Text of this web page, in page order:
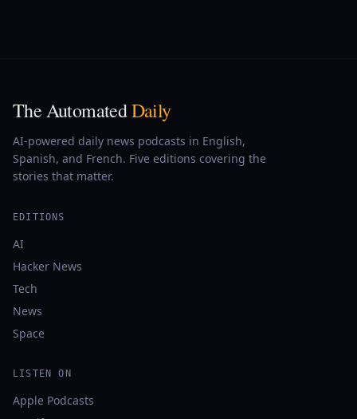
The AutomatedDaily
AI-powered daily news podcasts in English,
Spanish, and French. Five editions covering the
stories that matter.
EDITIONS
AI
Hacker News
Tech
News
Space
LISTEN ON
Apple Podcasts